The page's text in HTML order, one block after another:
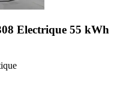
Electrique 55 kWh